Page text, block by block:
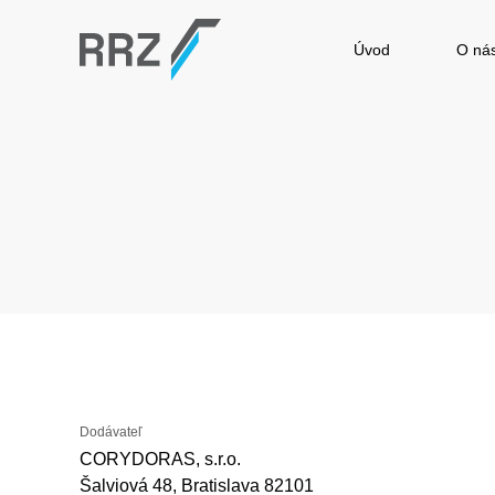
Úvod O
Dodávateľ
CORYDORAS, s.r.o.
Šalviová 48, Bratislava 82101